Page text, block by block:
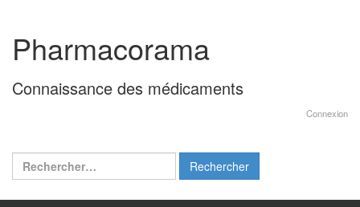
contenu
menu
principal
Pharmacorama
Connaissance des médicaments
Connexion
Rechercher :